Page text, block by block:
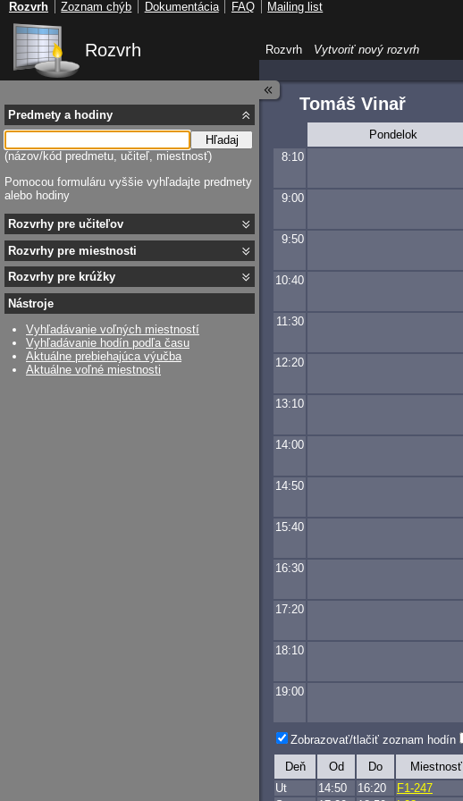
Rozvrh
Tomáš Vinař
Pondelok
8:10
9:00
9:50
10:40
11:30
12:20
13:10
14:00
14:50
15:40
16:30
17:20
18:10
19:00
Zobrazovať/tlačiť zoznam hodín
Deň Od Do Miestnosť
Ut
14:50 16:20 F1-247
Predmety a hodiny
Hľadaj
(názov/kód predmetu, učiteľ, miestnosť)
Pomocou formuláru vyššie vyhľadajte predmety
alebo hodiny
Rozvrhy pre učiteľov
Rozvrhy pre miestnosti
Rozvrhy pre krúžky
Nástroje
Vyhľadávanie voľných miestností
Vyhľadávanie hodín podľa času
Aktuálne prebiehajúca výučba
Aktuálne voľné miestnosti
Rozvrh
Vytvoriť nový rozvrh
Rozvrh Zoznam chýb Dokumentácia FAQ Mailing list